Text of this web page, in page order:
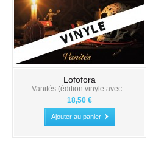
Lofofora
Vanités (édition vinyle avec...
18,50 €
Ajouter au panier